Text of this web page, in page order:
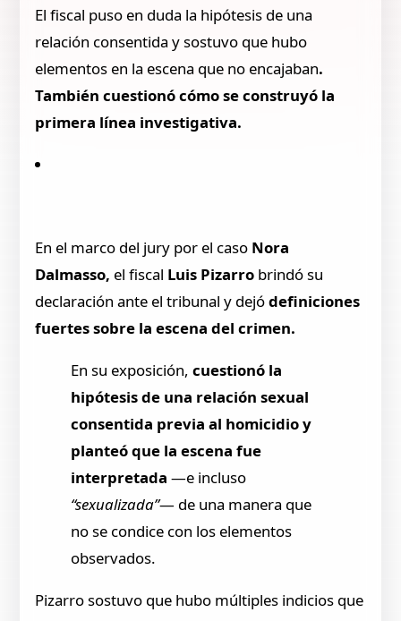
El fiscal puso en duda la hipótesis de una
relación consentida y sostuvo que hubo
elementos en la escena que no encajaban.
También cuestionó cómo se construyó la
primera línea investigativa.
En el marco del jury por el caso Nora
Dalmasso, el fiscal Luis Pizarro brindó su
declaración ante el tribunal y dejódefiniciones
fuertes sobre la escena del crimen.
En su exposición,cuestionó la
hipótesis de una relación sexual
consentida previa al homicidio y
planteó que la escena fue
interpretada —e incluso
“sexualizada”— de una manera que
no se condice con los elementos
observados.
Pizarro sostuvo que hubo múltiples indicios que